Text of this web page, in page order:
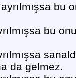
bu
bu
da gelmez.